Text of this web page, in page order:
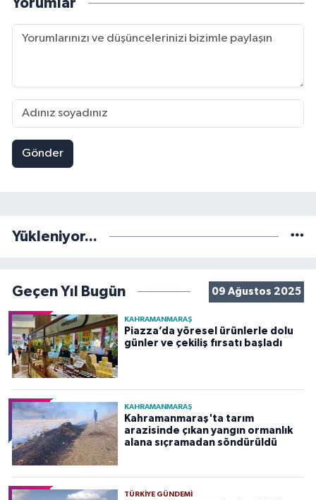
Yorumlar
Gönder
Yükleniyor...
Geçen Yıl Bugün 09 Ağustos 2025
KAHRAMANMARAŞ
Piazza’da yöresel ürünlerle dolu
günler ve çekiliş fırsatı başladı
KAHRAMANMARAŞ
Kahramanmaraş'ta tarım
arazisinde çıkan yangın ormanlık
alana sıçramadan söndürüldü
TÜRKIYE GÜNDEMI